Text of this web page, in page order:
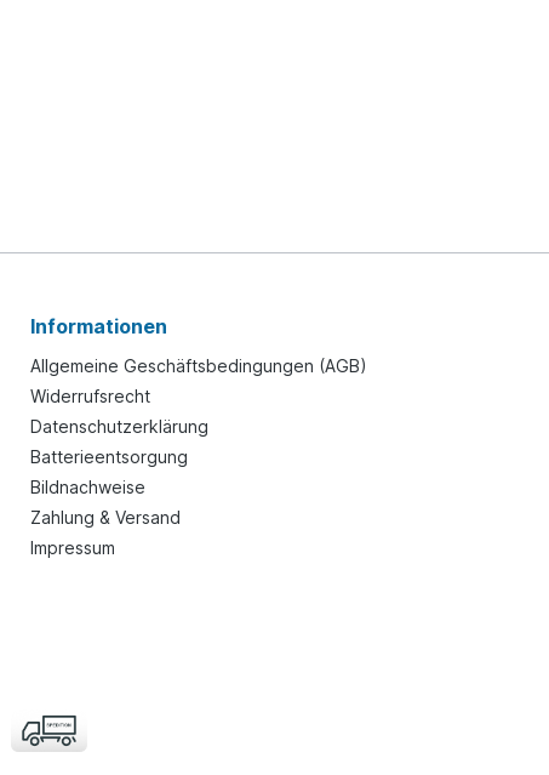
Informationen
Allgemeine Geschäftsbedingungen (AGB)
Widerrufsrecht
Datenschutzerklärung
Batterieentsorgung
Bildnachweise
Zahlung & Versand
Impressum